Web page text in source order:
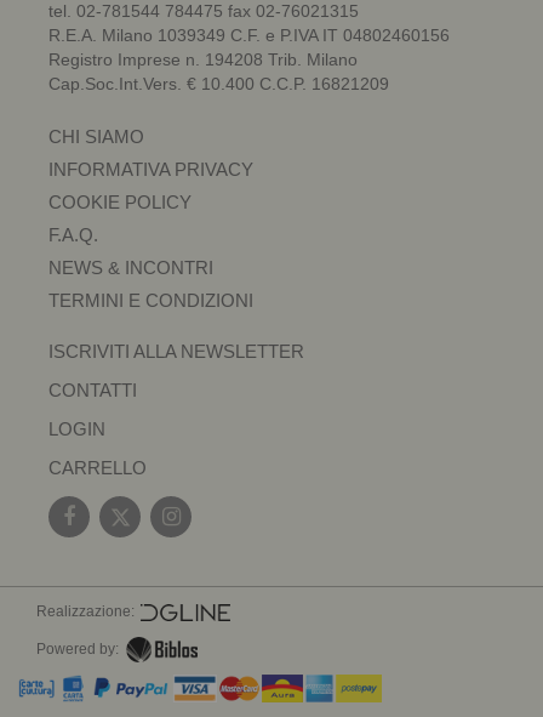
tel. 02-781544 784475 fax 02-76021315
R.E.A. Milano 1039349 C.F. e P.IVA IT 04802460156
Registro Imprese n. 194208 Trib. Milano
Cap.Soc.Int.Vers. € 10.400 C.C.P. 16821209
CHI SIAMO
INFORMATIVA PRIVACY
COOKIE POLICY
F.A.Q.
NEWS & INCONTRI
TERMINI E CONDIZIONI
ISCRIVITI ALLA NEWSLETTER
CONTATTI
LOGIN
CARRELLO
Realizzazione:
Powered by: